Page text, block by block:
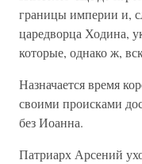
границы империи и,
царедворца Ходина,
которые, однако ж,
Назначается время
своими происками
без Иоанна.
Патриарх Арсений